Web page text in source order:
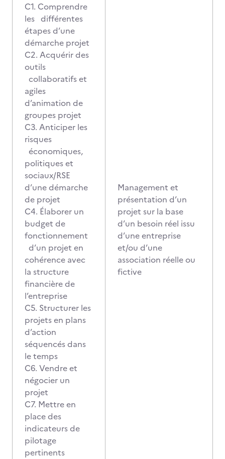
C1. Comprendre
les différentes
étapes d’une
démarche projet
C2. Acquérir des
outils
collaboratifs et
agiles
d’animation de
groupes projet
C3. Anticiper les
risques
économiques,
politiques et
sociaux/RSE
d’une démarche
de projet
C4. Élaborer un
budget de
fonctionnement
d’un projet en
cohérence avec
la structure
financière de
l’entreprise
C5. Structurer les
projets en plans
d’action
séquencés dans
le temps
C6. Vendre et
négocier un
projet
C7. Mettre en
place des
indicateurs de
pilotage
pertinents
Management et
présentation d’un
projet sur la base
d’un besoin réel issu
d’une entreprise
et/ou d’une
association réelle ou
fictive